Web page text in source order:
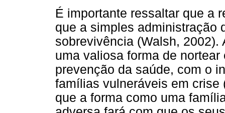
É importante ressaltar que a
que a simples administração
sobrevivência (Walsh, 2002).
uma valiosa forma de
prevenção da saúde, com o
famílias vulneráveis em crise
que a forma como uma